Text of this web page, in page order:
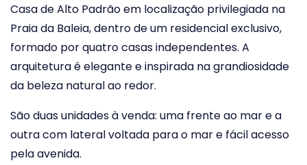
Casa de Alto Padrão em localização privilegiada na
Praia da Baleia, dentro de um residencial exclusivo,
formado por quatro casas independentes. A
arquitetura é elegante e inspirada na grandiosidade
da beleza natural ao redor.
São duas unidades à venda: uma frente ao mar e a
outra com lateral voltada para o mar e fácil acesso
pela avenida.